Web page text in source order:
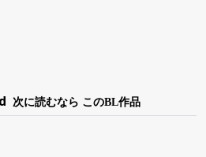
次に読むなら このBL作品